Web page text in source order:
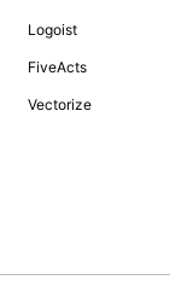
Logoist
FiveActs
Vectorize